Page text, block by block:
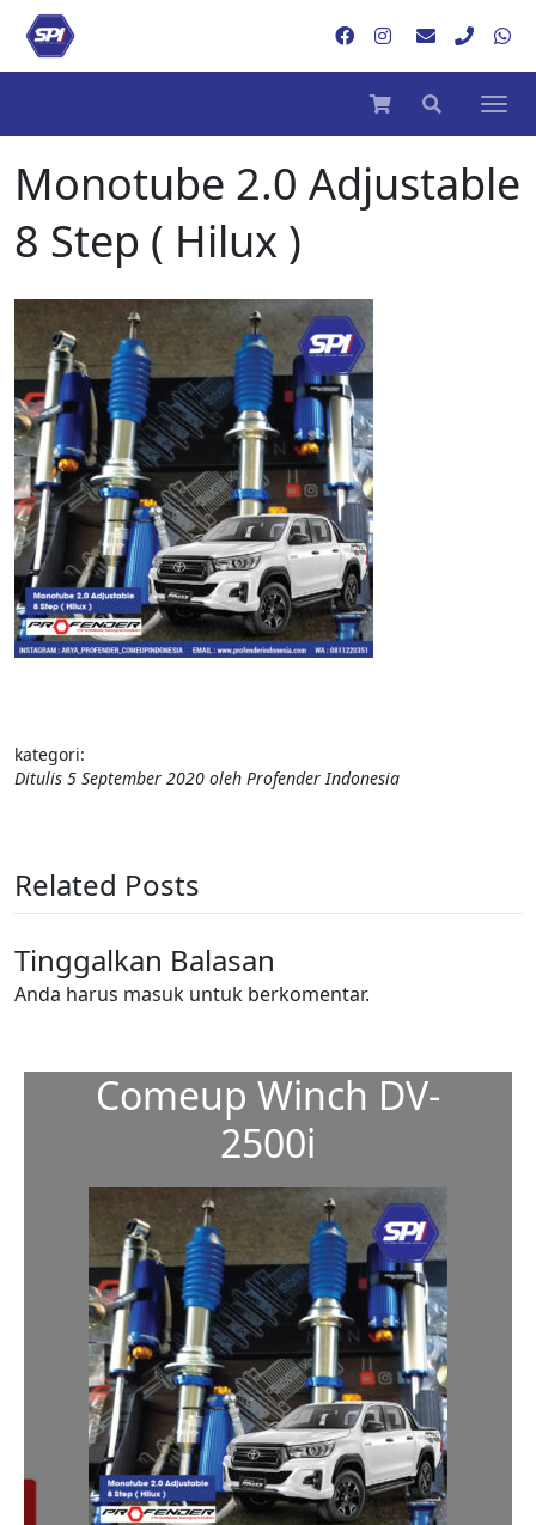
Monotube 2.0 Adjustable
8 Step ( Hilux )
kategori:
Ditulis 5 September 2020 oleh Profender Indonesia
Related Posts
Tinggalkan Balasan
Anda harus masuk untuk berkomentar.
Comeup Winch DV-
2500i